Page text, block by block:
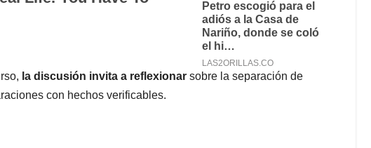
la discusión invita a reflexionar sobre la separación de
con hechos verificables.